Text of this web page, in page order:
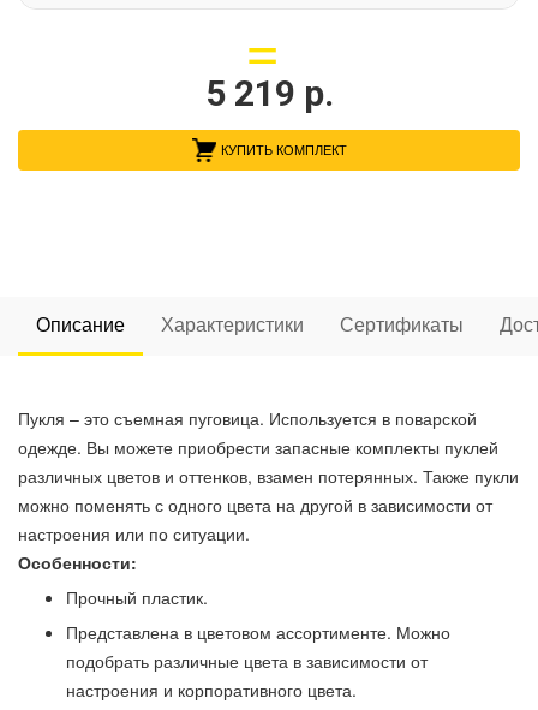
5 219 р.
КУПИТЬ КОМПЛЕКТ
Описание Характеристики Сертификаты
Пукля – это съемная пуговица. Используется в поварской
одежде. Вы можете приобрести запасные комплекты пуклей
различных цветов и оттенков, взамен потерянных. Также пукли
можно поменять с одного цвета на другой в зависимости от
настроения или по ситуации.
Особенности:
Прочный пластик.
Представлена в цветовом ассортименте. Можно
подобрать различные цвета в зависимости от
настроения и корпоративного цвета.